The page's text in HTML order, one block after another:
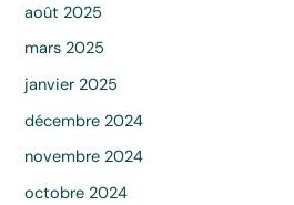
août 2025
mars 2025
janvier 2025
décembre 2024
novembre 2024
octobre 2024